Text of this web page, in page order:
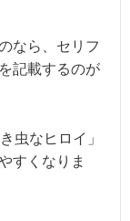
なら、セリフ
記載するのが
なヒロイ」
すくなりま